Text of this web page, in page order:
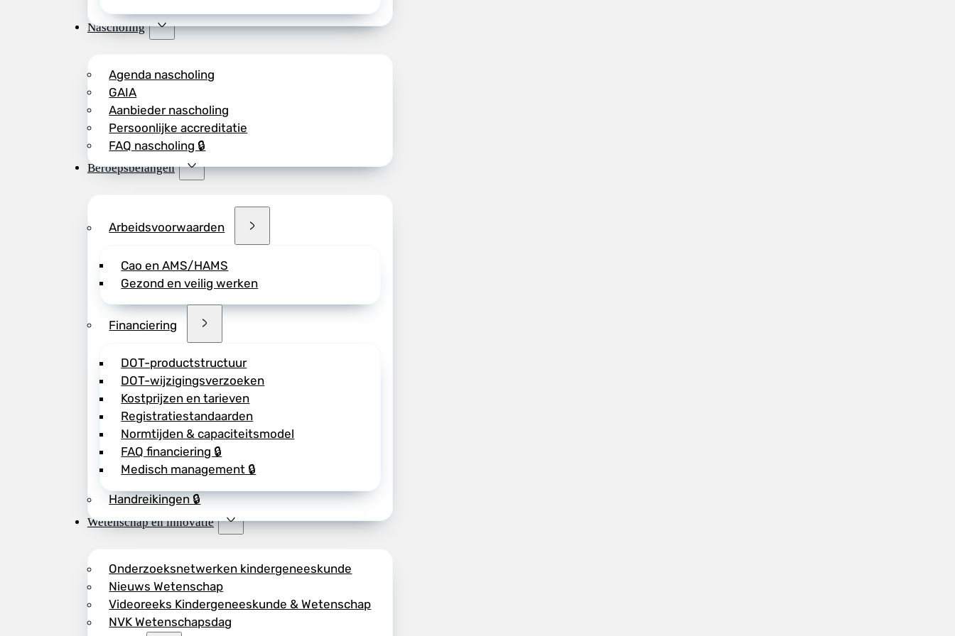
Nascholing
Agenda nascholing
GAIA
Aanbieder nascholing
Persoonlijke accreditatie
FAQ nascholing 🔒
Beroepsbelangen
Arbeidsvoorwaarden
Cao en AMS/HAMS
Gezond en veilig werken
Financiering
DOT-productstructuur
DOT-wijzigingsverzoeken
Kostprijzen en tarieven
Registratiestandaarden
Normtijden & capaciteitsmodel
FAQ financiering 🔒
Medisch management 🔒
Handreikingen 🔒
Wetenschap en innovatie
Onderzoeksnetwerken kindergeneeskunde
Nieuws Wetenschap
Videoreeks Kindergeneeskunde & Wetenschap
NVK Wetenschapsdag